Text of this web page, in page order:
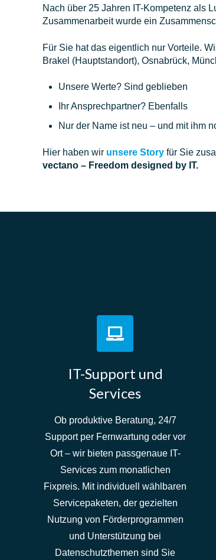
Nach über 25 Jahren IT-Kompetenz als
Zusammenarbeit wurde ein
Für Sie hat das eigentlich nur Vorteile.
Brakel (Hauptstandort), Osnabrück,
Unsere Werte? Sind geblieben
Ihr Ansprechpartner? Ebenfalls
Nur der Name ist neu – und mit ihm
Hier haben wir unsere Story für Sie
vectano – Freedom designed by IT.
IT-Support und
Services
Ob produktive Beratung, 24/7
Support per Fernwartung oder vor
Ort – wir bieten passgenaue IT-
Services zum monatlichen
Fixpreis. Mit individuell wählbaren
Servicepaketen, der gezielten
Nutzung von Förderprogrammen
und Unterstützung bei
Datenschutzthemen sind Sie